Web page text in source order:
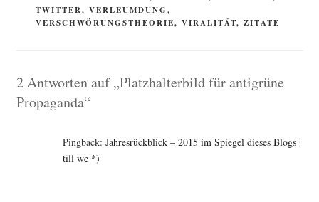
TWITTER, VERLEUMDUNG,
VERSCHWÖRUNGSTHEORIE, VIRALITÄT, ZITATE
2 Antworten auf „Platzhalterbild für antigrüne
Propaganda“
Pingback: Jahresrückblick – 2015 im Spiegel dieses Blogs |
till we *)